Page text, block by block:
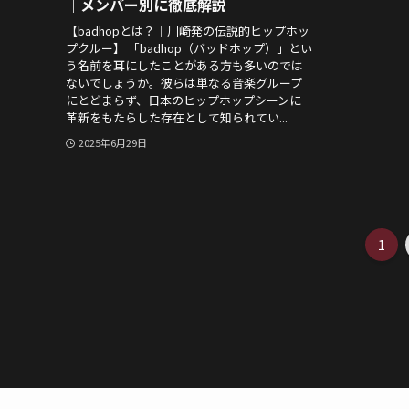
｜メンバー別に徹底解説
【badhopとは？｜川崎発の伝説的ヒップホッ
プクルー】 「badhop（バッドホップ）」とい
う名前を耳にしたことがある方も多いのでは
ないでしょうか。彼らは単なる音楽グループ
にとどまらず、日本のヒップホップシーンに
革新をもたらした存在として知られてい...
2025年6月29日
1